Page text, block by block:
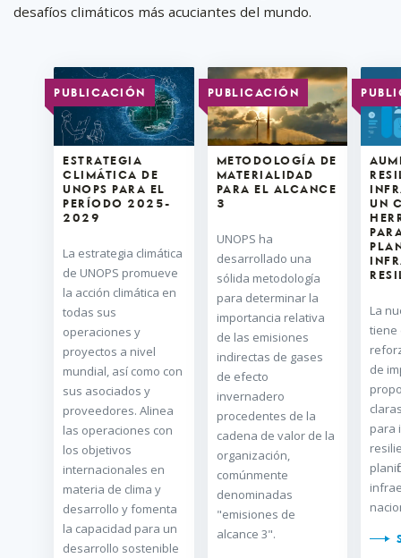
desafíos climáticos más acuciantes del mundo.
PUBLICACIÓN
ESTRATEGIA
CLIMÁTICA DE
UNOPS PARA EL
PERÍODO 2025-
2029
La estrategia climática
de UNOPS promueve
la acción climática en
todas sus
operaciones y
proyectos a nivel
mundial, así como con
sus asociados y
proveedores. Alinea
las operaciones con
los objetivos
internacionales en
materia de clima y
desarrollo y fomenta
la capacidad para un
desarrollo sostenible
PUBLICACIÓN
METODOLOGÍA DE
MATERIALIDAD
PARA EL ALCANCE
3
UNOPS ha
desarrollado una
sólida metodología
para determinar la
importancia relativa
de las emisiones
indirectas de gases
de efecto
invernadero
procedentes de la
cadena de valor de la
organización,
comúnmente
denominadas
"emisiones de
alcance 3".
UN
La
tiene
de
para